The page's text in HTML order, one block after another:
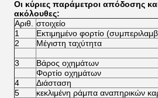
Οι κύριες παράμετροι απόδοσης και
ακόλουθες:
Αριθ.
στοιχείο
1
Εκτιμημένο φορτίο
2
Μέγιστη ταχύτητα
3
Βάρος οχημάτων
Φορτίο οχημάτων
4
Διάσταση
5
κεκλιμένη ράμπα αναπηρικών